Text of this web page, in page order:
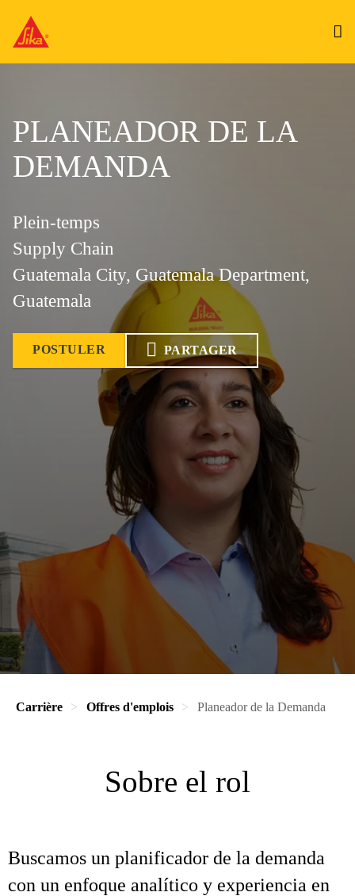
PLANEADOR DE LA
DEMANDA
Plein-temps
Supply Chain
Guatemala City, Guatemala Department,
Guatemala
POSTULER PARTAGER
Carrière Offres d'emplois Planeador de la Demanda
Sobre el rol
Buscamos un planificador de la demanda
con un enfoque analítico y experiencia en